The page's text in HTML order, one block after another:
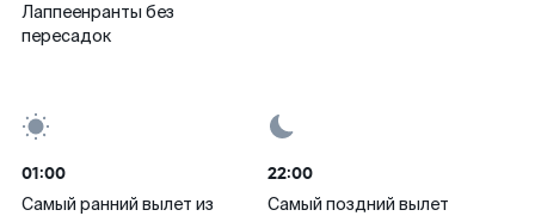
Лаппеенранты без
пересадок
01:00
Самый ранний вылет из
22:00
Самый поздний вылет